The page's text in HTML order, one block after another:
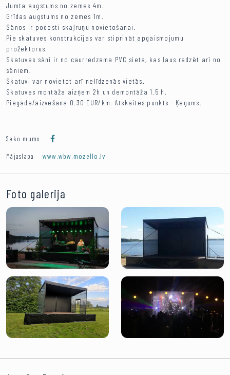
Jumta augstums no zemes 4m.
Grīdas augstums no zemes 1m.
Sānos ir podesti skaļruņu novietošanai.
Pie skatuves konstrukcijas var stiprināt apgaismojumu
prožektorus.
Skatuves sāni ir no caurredzama PVC sieta, kas ļaus redzēt arī no
sāniem.
Skatuvi var novietot arī nelīdzenās vietās.
Skatuves montāža aizņem 2h un demontāža 1.5 h.
Piegāde/aizvešana 0.30 EUR/km. Atskaites punkts - Ķegums.
Seko mums
Mājaslapa www.wbw.mozello.lv
Foto galerija